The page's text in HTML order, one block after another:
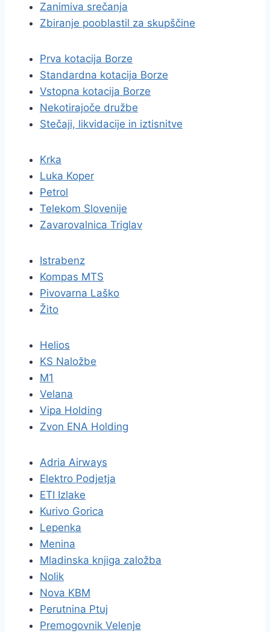
Zanimiva srečanja
Zbiranje pooblastil za skupščine
Prva kotacija Borze
Standardna kotacija Borze
Vstopna kotacija Borze
Nekotirajoče družbe
Stečaji, likvidacije in iztisnitve
Krka
Luka Koper
Petrol
Telekom Slovenije
Zavarovalnica Triglav
Istrabenz
Kompas MTS
Pivovarna Laško
Žito
Helios
KS Naložbe
M1
Velana
Vipa Holding
Zvon ENA Holding
Adria Airways
Elektro Podjetja
ETI Izlake
Kurivo Gorica
Lepenka
Menina
Mladinska knjiga založba
Nolik
Nova KBM
Perutnina Ptuj
Premogovnik Velenje